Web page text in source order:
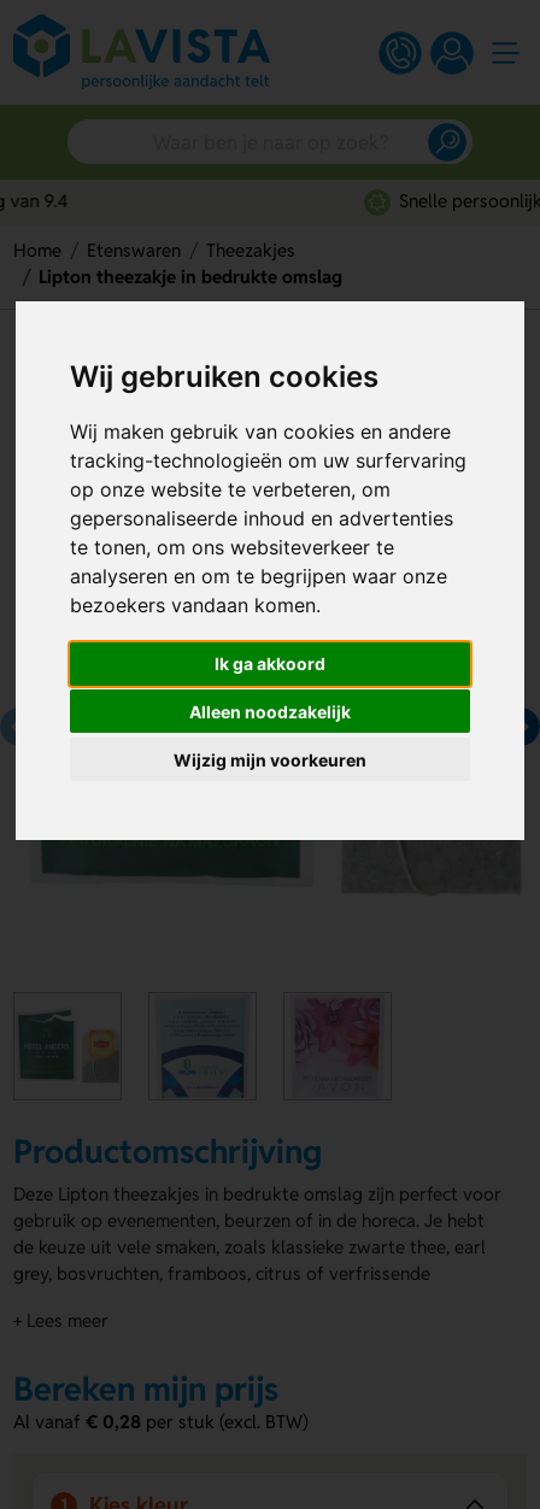
Wij gebruiken cookies
Wij maken gebruik van cookies en andere
tracking-technologieën om uw surfervaring
op onze website te verbeteren, om
gepersonaliseerde inhoud en advertenties
te tonen, om ons websiteverkeer te
analyseren en om te begrijpen waar onze
bezoekers vandaan komen.
Ik ga akkoord
Alleen noodzakelijk
Wijzig mijn voorkeuren
Snelle persoonlijke service
Home Etenswaren
Theezakjes
Lipton theezakje in bedrukte omslag
Lipton theezakje in bedrukte
omslag
Artikelnummer: 191988
Beste keuze
Productomschrijving
Deze Lipton theezakjes in bedrukte omslag zijn perfect voor
gebruik op evenementen, beurzen of in de horeca. Je hebt
de keuze uit vele smaken, zoals klassieke zwarte thee, earl
grey, bosvruchten, framboos, citrus of verfrissende
bedrukte omslag kan aan beide zijden bedrukt worden in
gelegenheden waar thee wordt geserveerd.
Let op: Onderstaande prijzen zijn gebaseerd op black tea,
Voordelen van de Lipton theezakjes in
+ Lees meer
Bereken mijn prijs
Al vanaf€ 0,28 per stuk (excl. BTW)
1